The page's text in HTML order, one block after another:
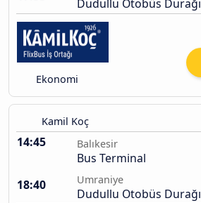
Dudullu Otobüs Durağı
Ekonomi
Kamil Koç
14:45 Balıkesir
Bus Terminal
18:40
Umraniye
Dudullu Otobüs Durağı